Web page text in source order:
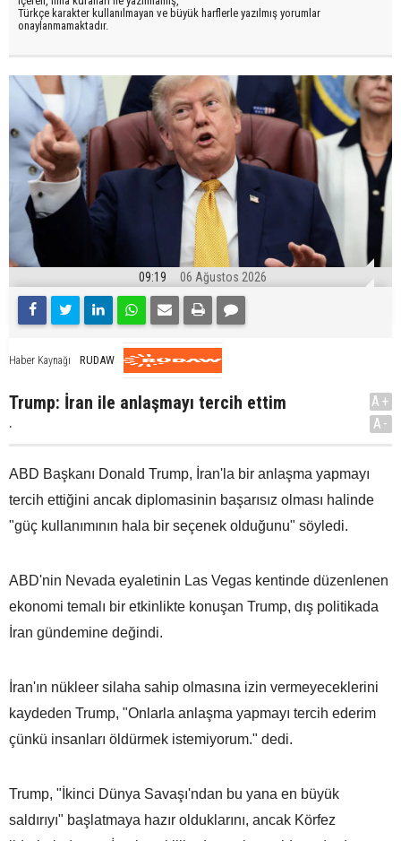
Türkçe karakter kullanılmayan ve büyük harflerle yazılmış yorumlar
onaylanmamaktadır.
09:19 06 Ağustos 2026
Haber Kaynağı RUDAW
Trump: İran ile anlaşmayı tercih ettim
.
A+
A-
ABD Başkanı Donald Trump, İran'la bir anlaşma yapmayı
tercih ettiğini ancak diplomasinin başarısız olması halinde
"güç kullanımının hala bir seçenek olduğunu" söyledi.
ABD'nin Nevada eyaletinin Las Vegas kentinde düzenlenen
ekonomi temalı bir etkinlikte konuşan Trump, dış politikada
İran gündemine değindi.
İran'ın nükleer silaha sahip olmasına izin vermeyeceklerini
kaydeden Trump, "Onlarla anlaşma yapmayı tercih ederim
çünkü insanları öldürmek istemiyorum." dedi.
Trump, "İkinci Dünya Savaşı'ndan bu yana en büyük
saldırıyı" başlatmaya hazır olduklarını, ancak Körfez